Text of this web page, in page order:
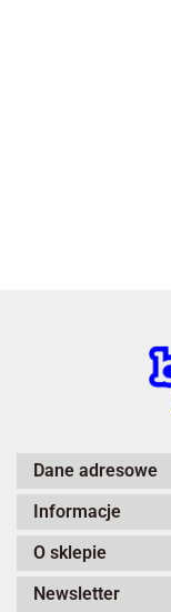
Dane adresowe
Informacje
O sklepie
Newsletter